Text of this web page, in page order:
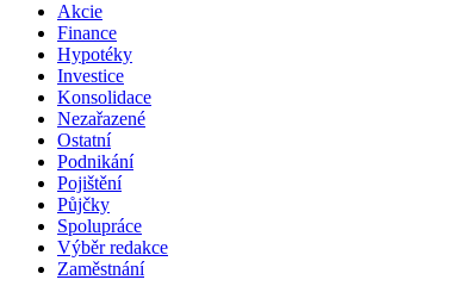
Akcie
Finance
Hypotéky
Investice
Konsolidace
Nezařazené
Ostatní
Podnikání
Pojištění
Půjčky
Spolupráce
Výběr redakce
Zaměstnání